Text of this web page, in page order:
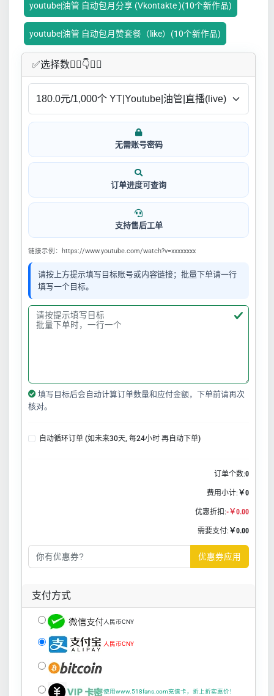
youtube|油管 自动包月分享 (Vkontakte )(10个新作品)
youtube|油管 自动包月赞套餐（like）(10个新作品)
✅​选择数👇🏻​​👇👇🏻​​
无需账号密码
订单进度可查询
支持售后工单
链接示例：https://www.youtube.com/watch?v=xxxxxxxx
请按上方提示填写目标账号或内容链接；批量下单请一行
填写一个目标。
填写目标后会自动计算订单数量和应付金额，下单前请再次
核对。
自动循环订单 (如未来30天, 每24小时 再自动下单)
订单个数:0
费用小计: ￥0
优惠折扣:-￥0.00
需要支付: ￥0.00
优惠券应用
支付方式
人民币CNY
人民币CNY
使用www.518fans.com充值卡，折上折实惠价！